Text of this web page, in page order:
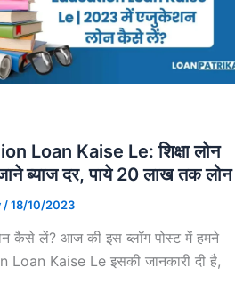
Loan Kaise Le: शिक्षा लोन
ब्याज दर, पाये 20 लाख तक लोन
/18/10/2023
कैसे लें? आज की इस ब्लॉग पोस्ट में हमने
Loan Kaise Le इसकी जानकारी दी है,